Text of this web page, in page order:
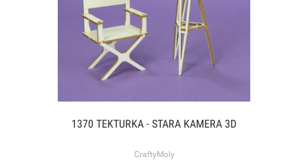
1370 TEKTURKA - STARA KAMERA 3D
CraftyMoly